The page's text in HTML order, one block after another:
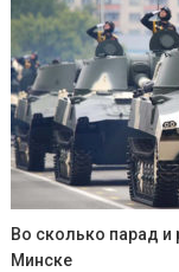
Во сколько парад и
Минске